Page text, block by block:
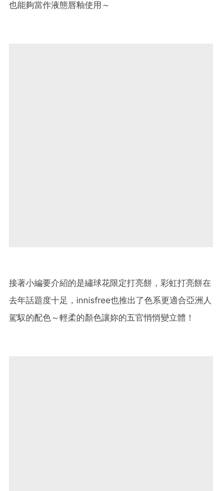
也能夠當作液態唇釉使用～
接著小編要介紹的是繡球花限定打亮餅，彩虹打亮餅在
去年話題度十足，innisfree也推出了色系更適合亞洲人
駕馭的配色～輕柔的顏色讓妳的五官悄悄變立體！